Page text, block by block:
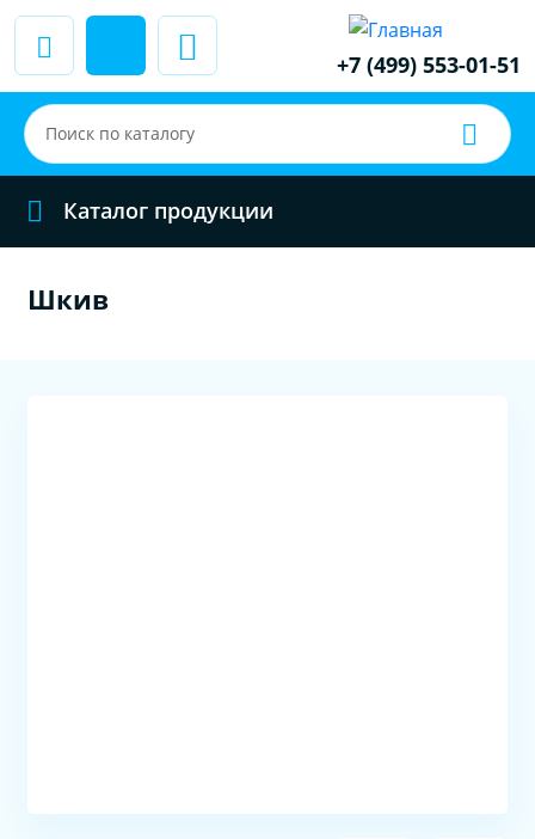
+7 (499) 553-01-51
Каталог продукции
Шкив